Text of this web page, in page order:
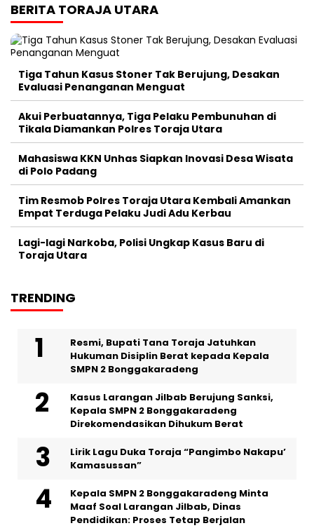
BERITA TORAJA UTARA
Tiga Tahun Kasus Stoner Tak Berujung, Desakan
Evaluasi Penanganan Menguat
Akui Perbuatannya, Tiga Pelaku Pembunuhan di
Tikala Diamankan Polres Toraja Utara
Mahasiswa KKN Unhas Siapkan Inovasi Desa Wisata
di Polo Padang
Tim Resmob Polres Toraja Utara Kembali Amankan
Empat Terduga Pelaku Judi Adu Kerbau
Lagi-lagi Narkoba, Polisi Ungkap Kasus Baru di
Toraja Utara
TRENDING
Resmi, Bupati Tana Toraja Jatuhkan
Hukuman Disiplin Berat kepada Kepala
SMPN 2 Bonggakaradeng
Kasus Larangan Jilbab Berujung Sanksi,
Kepala SMPN 2 Bonggakaradeng
Direkomendasikan Dihukum Berat
Lirik Lagu Duka Toraja “Pangimbo Nakapu’
Kamasussan”
Kepala SMPN 2 Bonggakaradeng Minta
Maaf Soal Larangan Jilbab, Dinas
Pendidikan: Proses Tetap Berjalan